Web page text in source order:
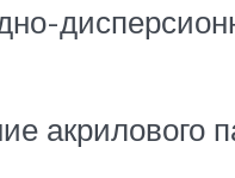
акрилового